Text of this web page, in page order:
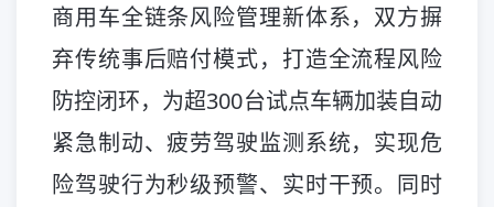
商用车全链条风险管理新体系，双方摒
弃传统事后赔付模式，打造全流程风险
防控闭环，为超300台试点车辆加装自动
紧急制动、疲劳驾驶监测系统，实现危
险驾驶行为秒级预警、实时干预。同时